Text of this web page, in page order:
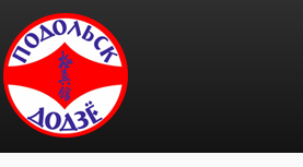
Перейти к основному содержанию